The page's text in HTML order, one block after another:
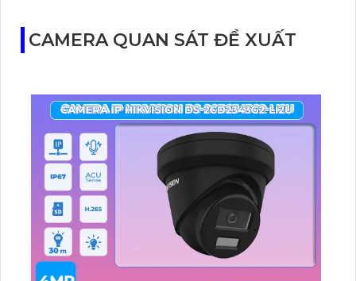
CAMERA QUAN SÁT ĐỀ XUẤT